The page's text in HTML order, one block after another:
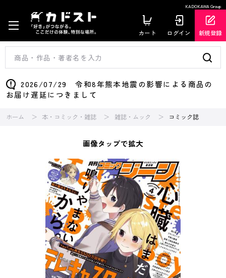
KADOKAWA Group
カート ログイン 新規登録
2026/07/29 令和8年熊本地震の影響による商品の
お届け遅延につきまして
ホーム 本・コミック・雑誌 雑誌・ムック コミック誌
画像タップで拡大